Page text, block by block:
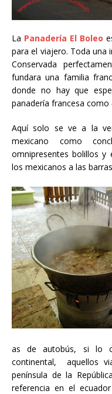
La Panadería El Boleo
para el viajero. Toda una
Conservada
fundara una familia
donde no hay que
panadería francesa como
Aquí solo se ve a la
mexicano como
omnipresentes bolillos
los mexicanos a las
as de autobús, si lo
continental, aquellos
península de la
referencia en el